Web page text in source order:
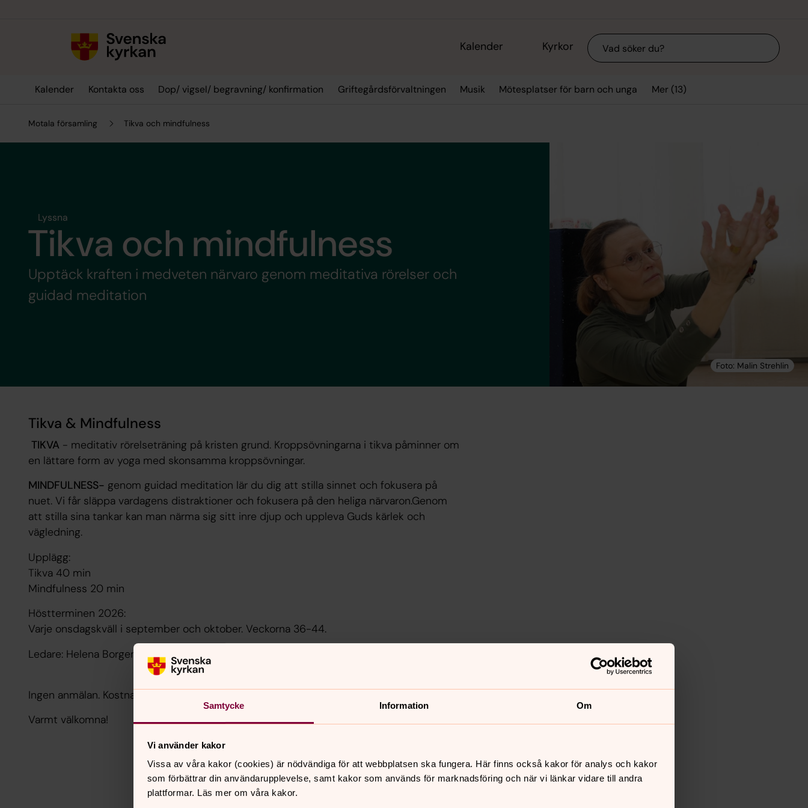
Samtycke Information Om
Vi använder kakor
Vissa av våra kakor (cookies) är nödvändiga för att webbplatsen ska fungera. Här finns också kakor för analys och kakor
som förbättrar din användarupplevelse, samt kakor som används för marknadsföring och när vi länkar vidare till andra
plattformar. Läs mer om våra kakor.
Kalender Kyrkor Sök
Kalender Kontakta oss Dop/ vigsel/ begravning/ konfirmation Griftegårdsförvaltningen Musik Mötesplatser för barn och unga Mer (13)
Motala församling Tikva och mindfulness
Lyssna
Tikva och mindfulness
Upptäck kraften i medveten närvaro genom meditativa rörelser och
guidad meditation
Tikva & Mindfulness
TIKVA - meditativ rörelseträning på kristen grund. Kroppsövningarna i tikva påminner om
en lättare form av yoga med skonsamma kroppsövningar.
MINDFULNESS- genom guidad meditation lär du dig att stilla sinnet och fokusera på
nuet. Vi får släppa vardagens distraktioner och fokusera på den heliga närvaron.Genom
att stilla sina tankar kan man närma sig sitt inre djup och uppleva Guds kärlek och
vägledning.
Upplägg:
Tikva 40 min
Mindfulness 20 min
Höstterminen 2026:
Varje onsdagskväll i september och oktober. Veckorna 36-44.
Ledare: Helena Borgenback, diakon
Ingen anmälan. Kostnadsfritt.
Varmt välkomna!